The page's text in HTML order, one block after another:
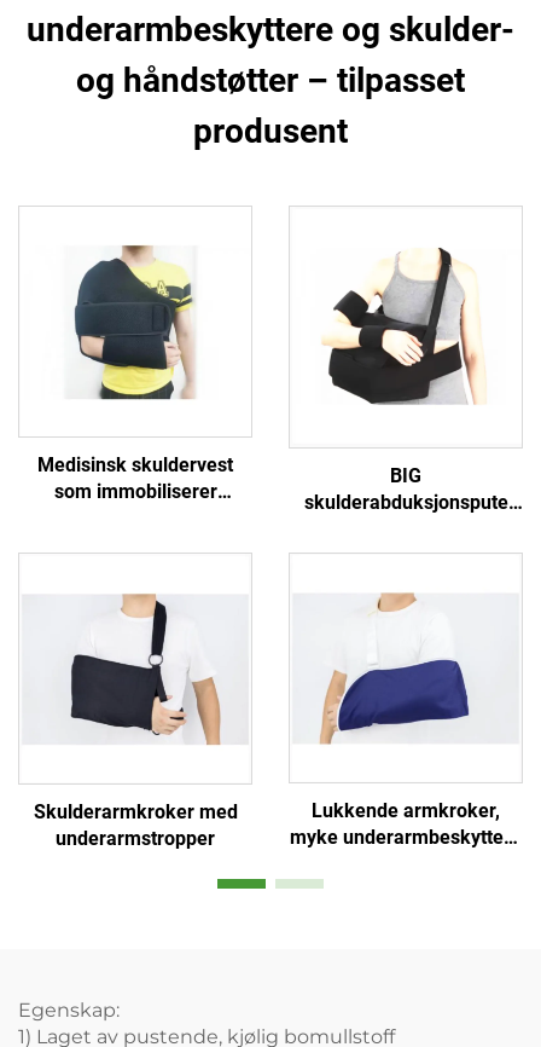
underarmbeskyttere og skulder-
og håndstøtter – tilpasset
produsent
Medisinsk skuldervest
som immobiliserer
BIG
skulderabduksjonspute
håndimmobilisator
Skulderarmkroker med
underarmstropper
Lukkende armkroker,
myke underarmbeskyttere
– tilpasset produsent
Egenskap:
1) Laget av pustende, kjølig bomullstoff